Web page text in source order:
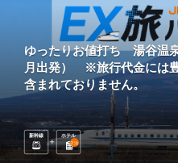
ゆったりお値打ち 湯谷
月出発） ※旅行代金には
含まれておりません。
新幹線
ホテル
2泊